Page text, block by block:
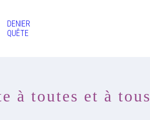
DENIER
QUÊTE
à toutes et à tous